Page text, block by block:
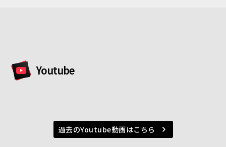
Youtube
過去のYoutube動画はこちら